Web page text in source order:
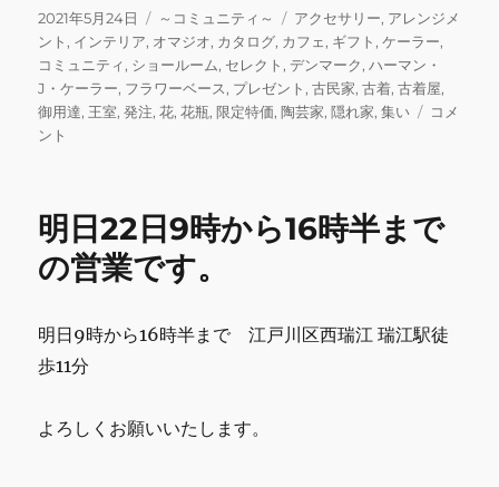
c
e
b
o
k
it
te
r
ai
l
e
m
bl
r
ai
l
投
稿
日:
2021年5月24日
カ
テ
ゴ
リ
ー
～コミュニティ～
タ
グ
アクセサリー, アレンジメ
ント , インテリア, オマジオ, カタログ, カフェ, ギフト ,ケーラー,
コミュニティ, ショールーム, セレクト , デンマーク,ハーマン・
J・ケーラー, フラワーベース, プレゼント ,古民家,古着,古着屋,
御用達, 王室,発注,花,花瓶,限定特価,陶芸家,隠れ家,集い
本
ら
営
コメ
ント
明日22日9時から16時半まで
の営業です。
明日9時から16時半まで 江戸川区西瑞江 瑞江駅徒
歩11分
よろしくお願いいたします。